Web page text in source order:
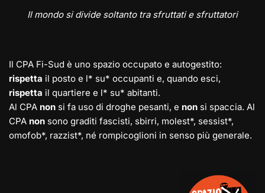
Il mondo si divide soltanto tra sfruttati e sfruttatori
Il CPA Fi-Sud è uno spazio occupato e autogestito:
rispetta il posto e l* su* occupanti e, quando esci,
rispetta il quartiere e l* su* abitanti.
Al CPA non si fa uso di droghe pesanti, e non si spaccia. Al
CPA non sono graditi fascisti, sbirri, molest*, sessist*,
omofob*, razzist*, né rompicoglioni in senso più generale.